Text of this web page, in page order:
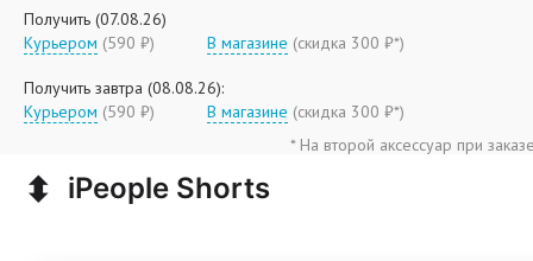
Получить (07.08.26)
Курьером (590 ₽) В магазине (скидка 300 ₽*)
Получить завтра (08.08.26):
Курьером (590 ₽) В магазине (скидка 300 ₽*)
* На второй аксессуар при
⬍ iPeople Shorts